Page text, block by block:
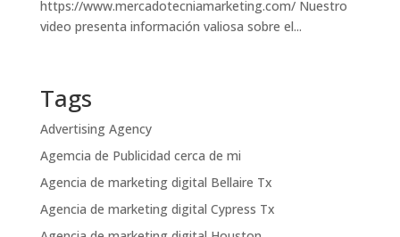
https://www.mercadotecniamarketing.com/ Nuestro
video presenta información valiosa sobre el...
Tags
Advertising Agency
Agemcia de Publicidad cerca de mi
Agencia de marketing digital Bellaire Tx
Agencia de marketing digital Cypress Tx